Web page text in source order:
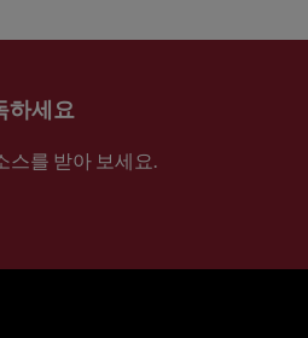
하세요
스를 받아 보세요.